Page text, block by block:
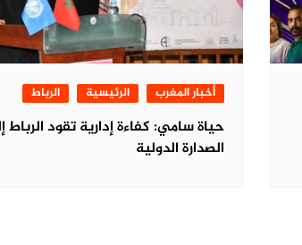
أخبار المغرب الرئيسية الرباط
حياة سامي: كفاءة إدارية تقود الرباط
الصدارة الدولية